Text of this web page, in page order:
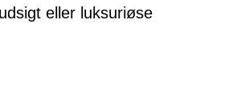
eller luksuriøse